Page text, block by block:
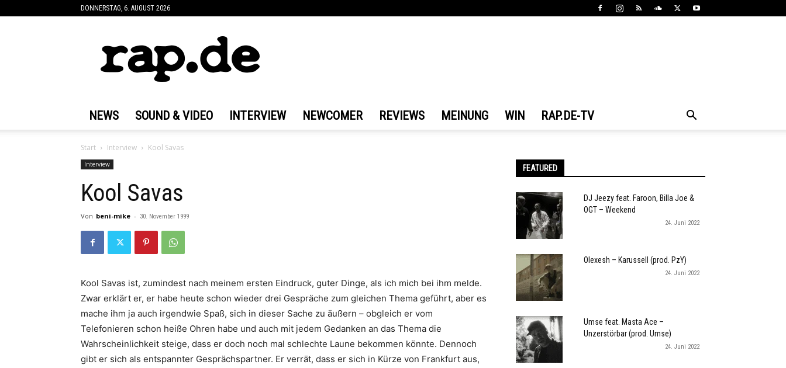
DONNERSTAG, 6. AUGUST 2026
NEWS SOUND & VIDEO INTERVIEW NEWCOMER REVIEWS MEINUNG WIN RAP.DE-TV
Start Interview Kool Savas
Interview
Kool Savas
Von beni-mike - 30. November 1999
Kool Savas ist, zumindest nach meinem ersten Eindruck, guter Dinge, als ich mich bei ihm melde.
Zwar erklärt er, er habe heute schon wieder drei Gespräche zum gleichen Thema geführt, aber es
mache ihm ja auch irgendwie Spaß, sich in dieser Sache zu äußern – obgleich er vom
Telefonieren schon heiße Ohren habe und auch mit jedem Gedanken an das Thema die
Wahrscheinlichkeit steige, dass er doch noch mal schlechte Laune bekommen könnte. Dennoch
gibt er sich als entspannter Gesprächspartner. Er verrät, dass er sich in Kürze von Frankfurt aus,
FEATURED
DJ Jeezy feat. Faroon, Billa Joe &
OGT – Weekend
24. Juni 2022
Olexesh – Karussell (prod. PzY)
24. Juni 2022
Umse feat. Masta Ace –
Unzerstörbar (prod. Umse)
24. Juni 2022